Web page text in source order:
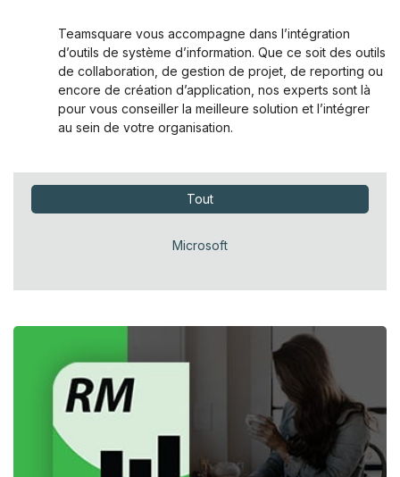
Teamsquare vous accompagne dans l’intégration
d’outils de système d’information. Que ce soit des outils
de collaboration, de gestion de projet, de reporting ou
encore de création d’application, nos experts sont là
pour vous conseiller la meilleure solution et l’intégrer
au sein de votre organisation.
Tout
Microsoft